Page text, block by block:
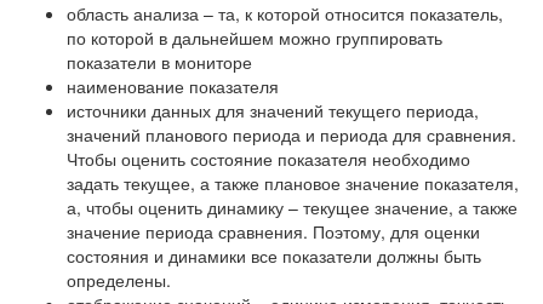
область анализа – та, к которой относится показатель,
по которой в дальнейшем можно группировать
показатели в мониторе
наименование показателя
источники данных для значений текущего периода,
значений планового периода и периода для сравнения.
Чтобы оценить состояние показателя необходимо
задать текущее, а также плановое значение показателя,
а, чтобы оценить динамику – текущее значение, а также
значение периода сравнения. Поэтому, для оценки
состояния и динамики все показатели должны быть
определены.